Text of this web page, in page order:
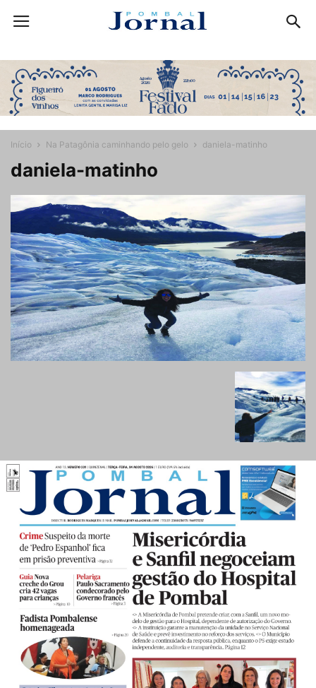
Início Na Patagônia caminhando pelo gelo daniela-matinho
daniela-matinho